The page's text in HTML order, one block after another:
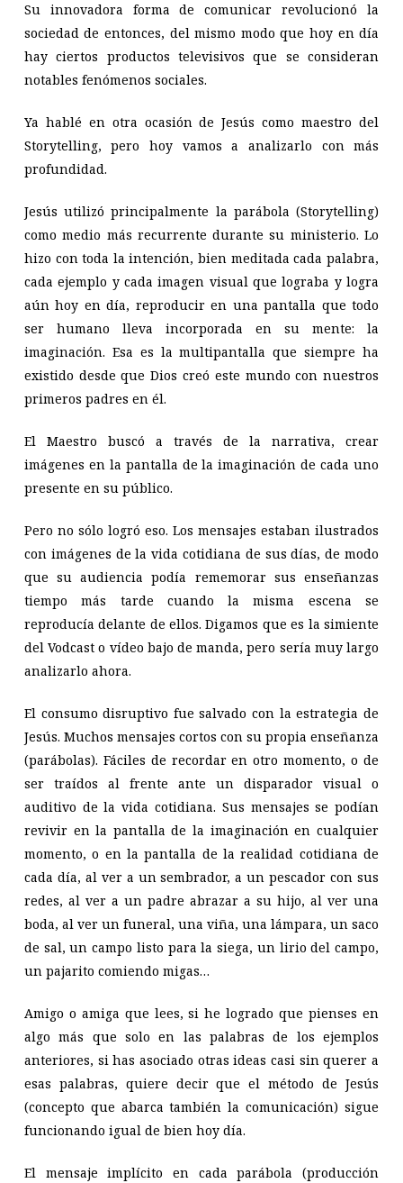
Su innovadora forma de comunicar revolucionó la
sociedad de entonces, del mismo modo que hoy en día
hay ciertos productos televisivos que se consideran
notables fenómenos sociales.
Ya hablé en otra ocasión de Jesús como maestro del
Storytelling, pero hoy vamos a analizarlo con más
profundidad.
Jesús utilizó principalmente la parábola (Storytelling)
como medio más recurrente durante su ministerio. Lo
hizo con toda la intención, bien meditada cada palabra,
cada ejemplo y cada imagen visual que lograba y logra
aún hoy en día, reproducir en una pantalla que todo
ser humano lleva incorporada en su mente: la
imaginación. Esa es la multipantalla que siempre ha
existido desde que Dios creó este mundo con nuestros
primeros padres en él.
El Maestro buscó a través de la narrativa, crear
imágenes en la pantalla de la imaginación de cada uno
presente en su público.
Pero no sólo logró eso. Los mensajes estaban ilustrados
con imágenes de la vida cotidiana de sus días, de modo
que su audiencia podía rememorar sus enseñanzas
tiempo más tarde cuando la misma escena se
reproducía delante de ellos. Digamos que es la simiente
del Vodcast o vídeo bajo de manda, pero sería muy largo
analizarlo ahora.
El consumo disruptivo fue salvado con la estrategia de
Jesús. Muchos mensajes cortos con su propia enseñanza
(parábolas). Fáciles de recordar en otro momento, o de
ser traídos al frente ante un disparador visual o
auditivo de la vida cotidiana. Sus mensajes se podían
revivir en la pantalla de la imaginación en cualquier
momento, o en la pantalla de la realidad cotidiana de
cada día, al ver a un sembrador, a un pescador con sus
redes, al ver a un padre abrazar a su hijo, al ver una
boda, al ver un funeral, una viña, una lámpara, un saco
de sal, un campo listo para la siega, un lirio del campo,
un pajarito comiendo migas…
Amigo o amiga que lees, si he logrado que pienses en
algo más que solo en las palabras de los ejemplos
anteriores, si has asociado otras ideas casi sin querer a
esas palabras, quiere decir que el método de Jesús
(concepto que abarca también la comunicación) sigue
funcionando igual de bien hoy día.
El mensaje implícito en cada parábola (producción